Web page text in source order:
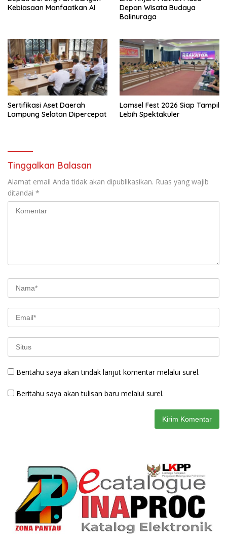
Kebiasaan Manfaatkan AI
Depan Wisata Budaya
Balinuraga
Sertifikasi Aset Daerah
Lampung Selatan Dipercepat
Lamsel Fest 2026 Siap Tampil
Lebih Spektakuler
Tinggalkan Balasan
Alamat email Anda tidak akan dipublikasikan. Ruas yang wajib
ditandai *
Beritahu saya akan tindak lanjut komentar melalui surel.
Beritahu saya akan tulisan baru melalui surel.